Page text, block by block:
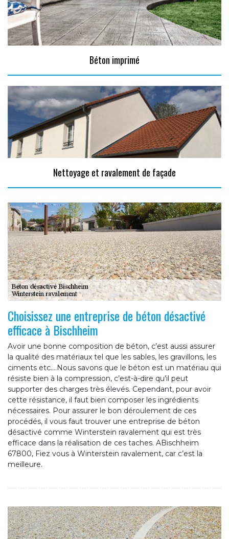
Béton imprimé
Nettoyage et ravalement de façade
Choisissez une entreprise de béton désactivé
efficace à Bischheim
Avoir une bonne composition de béton, c’est aussi assurer
la qualité des matériaux tel que les sables, les gravillons, les
ciments etc.…Nous savons que le béton est un matériau qui
résiste bien à la compression, c’est-à-dire qu’il peut
supporter des charges très élevés. Cependant, pour avoir
cette résistance, il faut bien composer les ingrédients
nécessaires. Pour assurer le bon déroulement de ces
procédés, il vous faut trouver une entreprise de béton
désactivé comme Winterstein ravalement qui est très
efficace dans la réalisation de ces taches. ABischheim
67800, Fiez vous à Winterstein ravalement, car c’est la
meilleure.